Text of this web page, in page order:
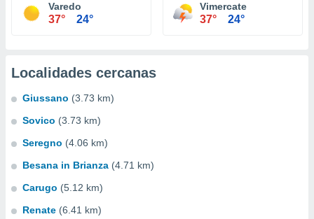
Varedo
37° 24°
Vimercate
37° 24°
Localidades cercanas
Giussano (3.73 km)
Sovico (3.73 km)
Seregno (4.06 km)
Besana in Brianza (4.71 km)
Carugo (5.12 km)
Renate (6.41 km)